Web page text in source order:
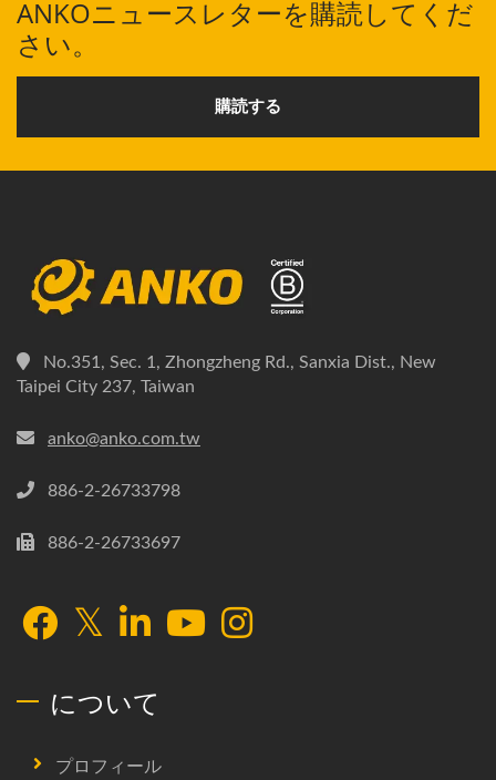
ANKOニュースレターを購読してくだ
さい。
購読する
No.351, Sec. 1, Zhongzheng Rd., Sanxia Dist., New
Taipei City 237, Taiwan
anko@anko.com.tw
886-2-26733798
886-2-26733697
について
プロフィール